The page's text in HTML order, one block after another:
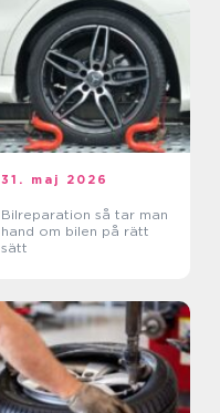
31. maj 2026
Bilreparation så tar man
hand om bilen på rätt
sätt